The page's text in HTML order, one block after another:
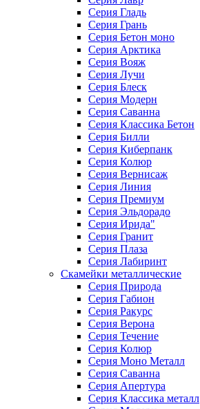
Серия Гладь
Серия Грань
Серия Бетон моно
Серия Арктика
Серия Вояж
Серия Лучи
Серия Блеск
Серия Модерн
Серия Саванна
Серия Классика Бетон
Серия Билли
Серия Киберпанк
Серия Колюр
Серия Вернисаж
Серия Линия
Серия Премиум
Серия Эльдорадо
Серия Ирида"
Серия Гранит
Серия Плаза
Серия Лабиринт
Скамейки металлические
Серия Природа
Серия Габион
Серия Ракурс
Серия Верона
Серия Течение
Серия Колюр
Серия Моно Металл
Серия Саванна
Серия Апертура
Серия Классика металл